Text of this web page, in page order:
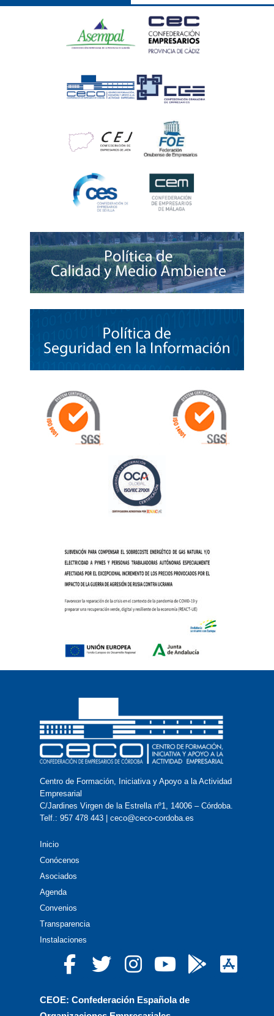
Centro de Formación, Iniciativa y Apoyo a la Actividad
Empresarial
C/Jardines Virgen de la Estrella nº1, 14006 – Córdoba.
Telf.: 957 478 443 | ceco@ceco-cordoba.es
Inicio
Conócenos
Asociados
Agenda
Convenios
Transparencia
Instalaciones
CEOE: Confederación Española de